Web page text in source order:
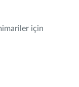
için